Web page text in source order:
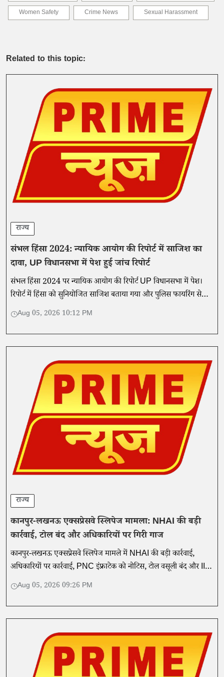
Women Safety
Crime News Sexual Harassment
Related to this topic:
राज्य
संभल हिंसा 2024: न्यायिक आयोग की रिपोर्ट में साजिश का
दावा, UP विधानसभा में पेश हुई जांच रिपोर्ट
संभल हिंसा 2024 पर न्यायिक आयोग की रिपोर्ट UP विधानसभा में पेश।
रिपोर्ट में हिंसा को सुनियोजित साजिश बताया गया और पुलिस फायरिंग से
मौतों से इनकार किया गया।
Aug 05, 2026 10:12 PM
राज्य
कानपुर-लखनऊ एक्सप्रेसवे स्लिपेज मामला: NHAI की बड़ी
कार्रवाई, टोल बंद और अधिकारियों पर गिरी गाज
कानपुर-लखनऊ एक्सप्रेसवे स्लिपेज मामले में NHAI की बड़ी कार्रवाई,
अधिकारियों पर कार्रवाई, PNC इंफ्राटेक को नोटिस, टोल वसूली बंद और IIT
खड़गपुर की तकनीकी जांच शुरू।
Aug 05, 2026 09:26 PM